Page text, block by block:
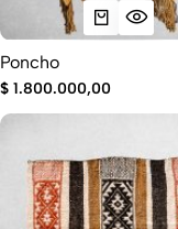
Poncho
$ 1.800.000,00